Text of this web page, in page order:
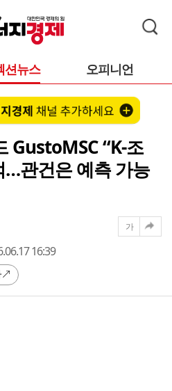
션뉴스 오피니언
GustoMSC “K-조
…관건은 예측 가능
16:39
가